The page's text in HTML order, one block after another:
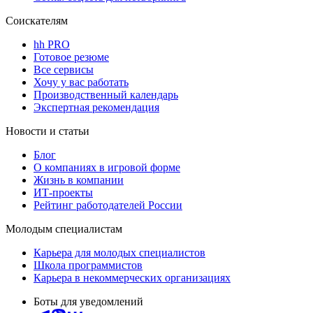
Соискателям
hh PRO
Готовое резюме
Все сервисы
Хочу у вас работать
Производственный календарь
Экспертная рекомендация
Новости и статьи
Блог
О компаниях в игровой форме
Жизнь в компании
ИТ-проекты
Рейтинг работодателей России
Молодым специалистам
Карьера для молодых специалистов
Школа программистов
Карьера в некоммерческих организациях
Боты для уведомлений